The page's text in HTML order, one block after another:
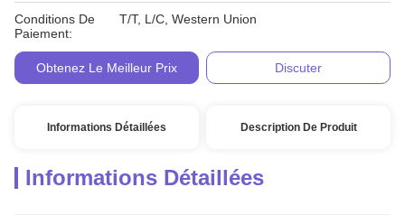
Conditions De
Paiement:
T/T, L/C, Western Union
Obtenez Le Meilleur Prix Discuter
Informations Détaillées Description De Produit
Informations Détaillées